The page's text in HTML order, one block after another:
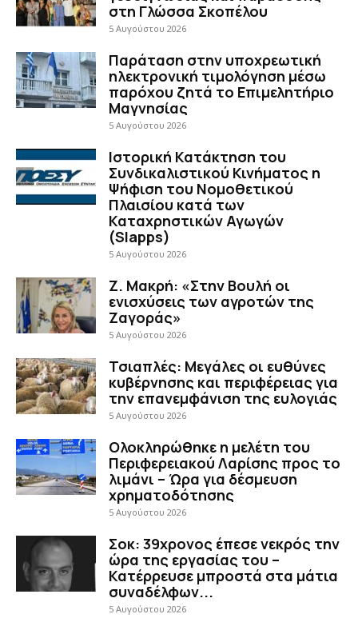
στη Γλώσσα Σκοπέλου
5 Αυγούστου 2026
Παράταση στην υποχρεωτική
ηλεκτρονική τιμολόγηση μέσω
παρόχου ζητά το Επιμελητήριο
Μαγνησίας
5 Αυγούστου 2026
Ιστορική Κατάκτηση του
Συνδικαλιστικού Κινήματος η
Ψήφιση του Νομοθετικού
Πλαισίου κατά των
Καταχρηστικών Αγωγών
(Slapps)
5 Αυγούστου 2026
Ζ. Μακρή: «Στην Βουλή οι
ενισχύσεις των αγροτών της
Ζαγοράς»
5 Αυγούστου 2026
Τσιαπλές: Μεγάλες οι ευθύνες
κυβέρνησης και περιφέρειας για
την επανεμφάνιση της ευλογιάς
5 Αυγούστου 2026
Ολοκληρώθηκε η μελέτη του
Περιφερειακού Λαρίσης προς το
λιμάνι – Ώρα για δέσμευση
χρηματοδότησης
5 Αυγούστου 2026
Σοκ: 39χρονος έπεσε νεκρός την
ώρα της εργασίας του –
Κατέρρευσε μπροστά στα μάτια
συναδέλφων...
5 Αυγούστου 2026